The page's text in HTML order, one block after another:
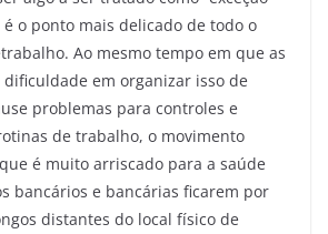
é o ponto mais delicado de todo o
Ao mesmo tempo em que as
em organizar isso de
problemas para controles e
de trabalho, o movimento
é muito arriscado para a saúde
bancários e bancárias ficarem por
distantes do local físico de